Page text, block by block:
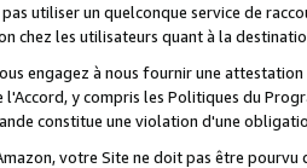
pas utiliser un quelconque service de
chez les utilisateurs quant à la
engagez à nous fournir une
y compris les Politiques du
constitue une violation d'une
votre Site ne doit pas être